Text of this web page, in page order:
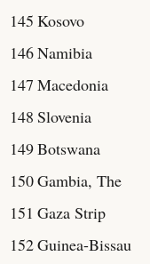
145 Kosovo
146Namibia
147 Macedonia
148 Slovenia
149Botswana
150Gambia, The
151 Gaza Strip
152Guinea-Bissau